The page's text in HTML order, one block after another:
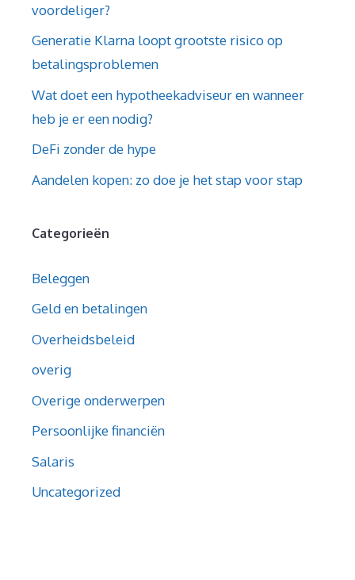
voordeliger?
Generatie Klarna loopt grootste risico op
betalingsproblemen
Wat doet een hypotheekadviseur en wanneer
heb je er een nodig?
DeFi zonder de hype
Aandelen kopen: zo doe je het stap voor stap
Categorieën
Beleggen
Geld en betalingen
Overheidsbeleid
overig
Overige onderwerpen
Persoonlijke financiën
Salaris
Uncategorized